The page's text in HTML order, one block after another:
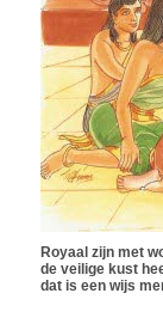
Royaal zijn met
de veilige kust
dat is een wijs